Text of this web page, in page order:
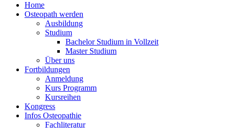
Home
Osteopath werden
Ausbildung
Studium
Bachelor Studium in Vollzeit
Master Studium
Über uns
Fortbildungen
Anmeldung
Kurs Programm
Kursreihen
Kongress
Infos Osteopathie
Fachliteratur